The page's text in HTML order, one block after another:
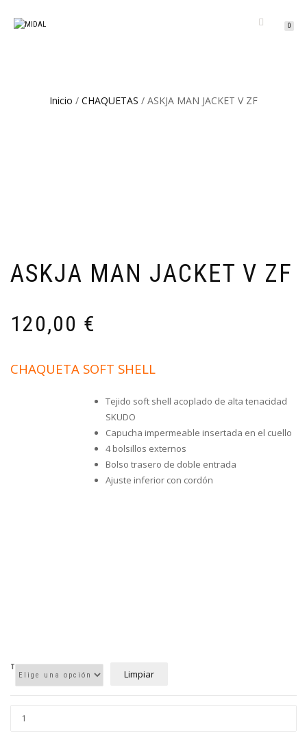
0
Inicio / CHAQUETAS / ASKJA MAN JACKET V ZF
ASKJA MAN JACKET V ZF
120,00 €
CHAQUETA SOFT SHELL
Tejido soft shell acoplado de alta tenacidad
SKUDO
Capucha impermeable insertada en el cuello
4 bolsillos externos
Bolso trasero de doble entrada
Ajuste inferior con cordón
T
Limpiar